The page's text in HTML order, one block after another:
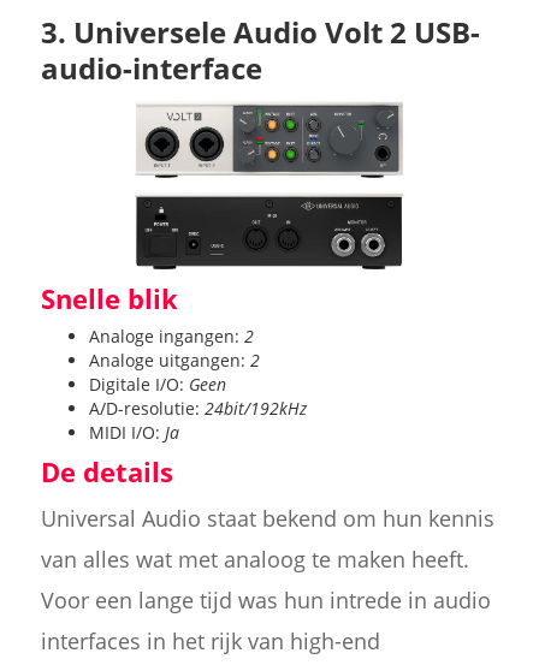
3. Universele Audio Volt 2 USB-
audio-interface
Snelle blik
Analoge ingangen: 2
Analoge uitgangen: 2
Digitale I/O: Geen
A/D-resolutie: 24bit/192kHz
MIDI I/O: Ja
De details
Universal Audio staat bekend om hun kennis
van alles wat met analoog te maken heeft.
Voor een lange tijd was hun intrede in audio
interfaces in het rijk van high-end